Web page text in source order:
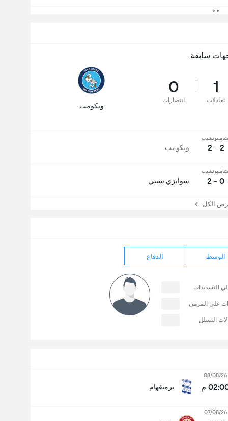
08/08/26
م برمنغهام
07/08/26
الوسط الدفاع
التسديدات
على المرمى
التسلل
سابقة
1
تعادلات
0
انتصارات
ويكومب
2 - 2 ويكومب
0 - 2 سوانزي سيتي
الكل